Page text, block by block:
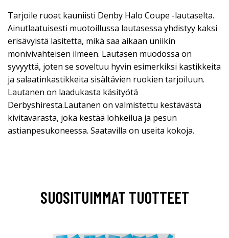
Tarjoile ruoat kauniisti Denby Halo Coupe -lautaselta.
Ainutlaatuisesti muotoillussa lautasessa yhdistyy kaksi
erisävyistä lasitetta, mikä saa aikaan uniikin
monivivahteisen ilmeen. Lautasen muodossa on
syvyyttä, joten se soveltuu hyvin esimerkiksi kastikkeita
ja salaatinkastikkeita sisältävien ruokien tarjoiluun.
Lautanen on laadukasta käsityötä
Derbyshiresta.Lautanen on valmistettu kestävästä
kivitavarasta, joka kestää lohkeilua ja pesun
astianpesukoneessa. Saatavilla on useita kokoja.
SUOSITUIMMAT TUOTTEET